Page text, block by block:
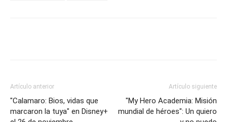
Artículo anterior
"Calamaro: Bios, vidas que
marcaron la tuya" en Disney+
Artículo siguiente
"My Hero Academia: Misión
mundial de héroes": Un quiero